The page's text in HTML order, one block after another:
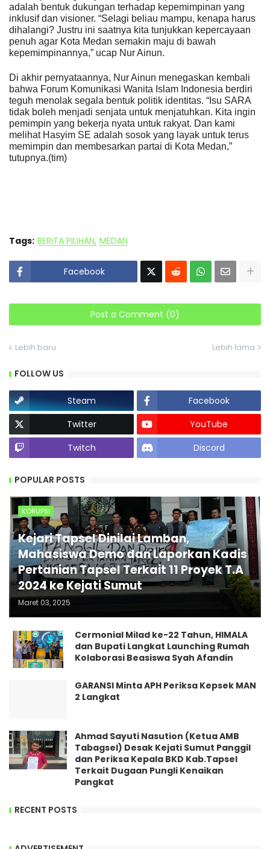
adalah bentuk dukungan terhadap kepemimpinan yang
inklusif dan visioner. “Selagi beliau mampu, kenapa harus
dihalangi? Justru ini saatnya kita tunjukkan kepercayaan
penuh agar Kota Medan semakin maju di bawah
kepemimpinannya,” ucap Nur Ainun.
Di akhir pernyataannya, Nur Ainun menegaskan kembali
bahwa Forum Komunikasi Wanita Islam Indonesia berdiri
teguh menolak segala bentuk politik identitas. “Isu SARA
tidak boleh menjadi senjata untuk menjatuhkan. Kita ingin
pemimpin yang bekerja nyata untuk rakyat. Dan kami
melihat Hasyim SE adalah sosok yang layak untuk terus
memimpin dan membesarkan partai di Kota Medan,”
tutupnya.(tim)
Tags: BERITA PILIHAN MEDAN
Facebook
Post a Comment (0)
Lebih baru Lebih lama
FOLLOW US
Steam
Facebook
Twitter
YouTube
Twitch
Discord
POPULAR POSTS
KORUPSI
Kejari Tapsel Dinilai Lamban,
Mahasiswa Demo dan Laporkan Kadis
Pertanian Tapsel Terkait 11 Proyek T.A
2024 ke Kejati Sumut
Maret 03, 2025
Cermonial Milad ke-22 Tahun, HIMALA
dan Bupati Langkat Launching Rumah
Kolaborasi Beasiswa Syah Afandin
GARANSI Minta APH Periksa Kepsek MAN
2 Langkat
Ahmad Sayuti Nasution (Ketua AMB
Tabagsel) Desak Kejati Sumut Panggil
dan Periksa Kepala BKD Kab.Tapsel
Terkait Dugaan Pungli Kenaikan
Pangkat
RECENT POSTS